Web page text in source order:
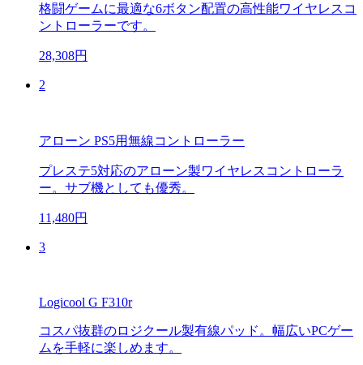
格闘ゲームに最適な6ボタン配置の高性能ワイヤレスコ
ントローラーです。
28,308円
2
アローン PS5用無線コントローラー
プレステ5対応のアローン製ワイヤレスコントローラ
ー。サブ機としても優秀。
11,480円
3
Logicool G F310r
コスパ抜群のロジクール製有線パッド。幅広いPCゲー
ムを手軽に楽しめます。